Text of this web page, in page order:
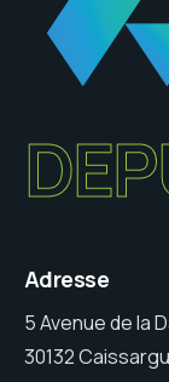
Adresse
5 Avenue de la
30132